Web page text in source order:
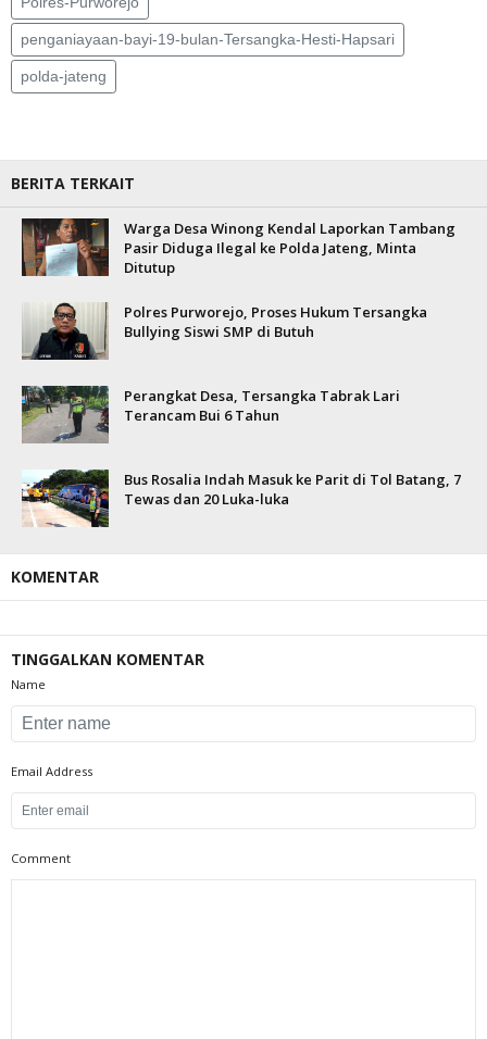
penganiayaan-bayi-19-bulan-Tersangka-Hesti-Hapsari
polda-jateng
BERITA TERKAIT
Warga Desa Winong Kendal Laporkan Tambang
Pasir Diduga Ilegal ke Polda Jateng, Minta
Ditutup
Polres Purworejo, Proses Hukum Tersangka
Bullying Siswi SMP di Butuh
Perangkat Desa, Tersangka Tabrak Lari
Terancam Bui 6 Tahun
Bus Rosalia Indah Masuk ke Parit di Tol Batang, 7
Tewas dan 20 Luka-luka
KOMENTAR
TINGGALKAN KOMENTAR
Name
Email Address
Comment